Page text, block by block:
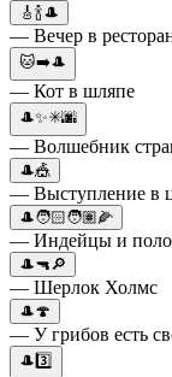
🎸🍾🎩
— Вечер в
🐱➡️🎩
— Кот в шляпе
🎩✨✳️🌆
— Волшебник
🎩🎪
— Выступление в
🎩🧑🏻🧑🏽🌽
— Индейцы и
🎩🔫🔎
— Шерлок Холмс
🎩🍄
— У грибов есть
🎩3️⃣